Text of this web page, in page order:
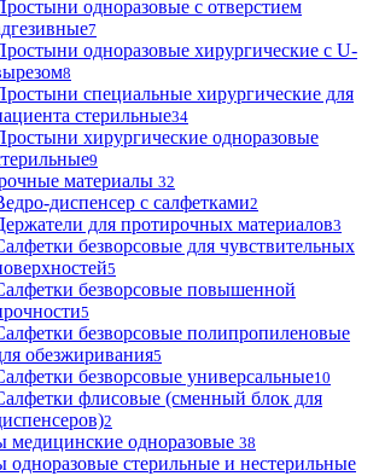
одноразовые с отверстием
7
одноразовые хирургические с U-
8
специальные хирургические для
стерильные34
хирургические одноразовые
9
материалы 32
диспенсер с салфетками2
для протирочных материалов3
безворсовые для чувствительных
5
безворсовые повышенной
5
безворсовые полипропиленовые
обезжиривания5
безворсовые универсальные10
флисовые (сменный блок для
2
медицинские одноразовые 38
одноразовые стерильные и нестерильные